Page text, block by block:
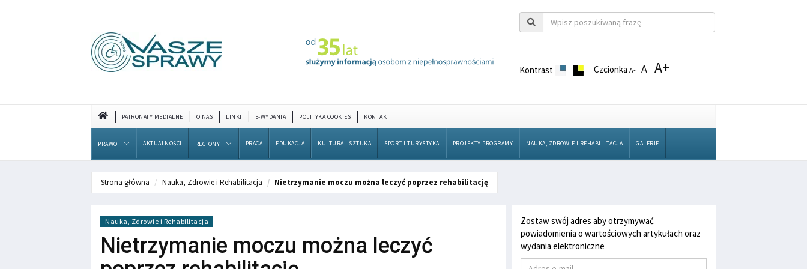
Kontrast CzcionkaA- A A+
PATRONATY MEDIALNE O NAS LINKI E-WYDANIA POLITYKA COOKIES KONTAKT
PRAWO AKTUALNOŚCI REGIONY PRACA EDUKACJA KULTURA I SZTUKA SPORT I TURYSTYKA PROJEKTY PROGRAMY NAUKA, ZDROWIE I REHABILITACJA GALERIE
Strona główna Nauka, Zdrowie i Rehabilitacja Nietrzymanie moczu można leczyć poprzez rehabilitację
Nauka, Zdrowie i Rehabilitacja
Nietrzymanie moczu można leczyć
Zostaw swój adres aby otrzymywać
powiadomienia o wartościowych artykułach oraz
wydania elektroniczne